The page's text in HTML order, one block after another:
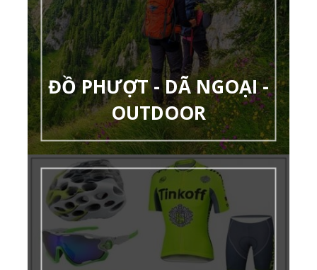
ĐỒ PHƯỢT - DÃ NGOẠI -
OUTDOOR